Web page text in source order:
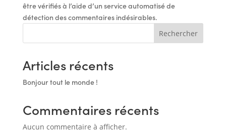
être vérifiés à l’aide d’un service automatisé de
détection des commentaires indésirables.
Rechercher
Articles récents
Bonjour tout le monde !
Commentaires récents
Aucun commentaire à afficher.